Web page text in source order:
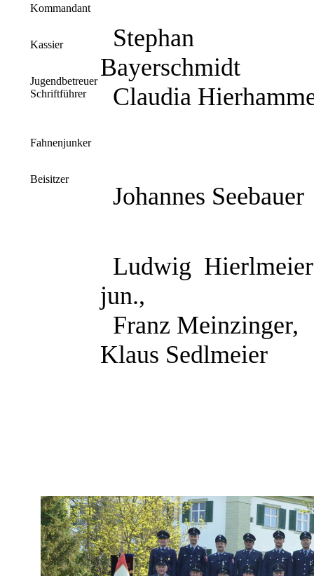
Kommandant
Kassier
Jugendbetreuer
Schriftführer
Fahnenjunker
Beisitzer
Stephan
Bayerschmidt
Claudia
Johannes Seebauer
Ludwig Hierlmeier
jun.,
Franz Meinzinger,
Klaus Sedlmeier